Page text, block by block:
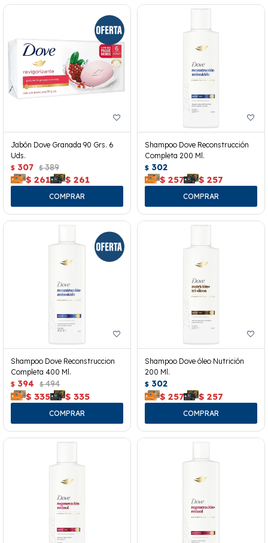
Jabón Dove Granada 90 Grs. 6
Uds.
$ 307 $ 389
$ 261 $ 261
Shampoo Dove Reconstrucción
Completa 200 Ml.
$ 302
$ 257 $ 257
Shampoo Dove Reconstruccion
Completa 400 Ml.
$ 394 $ 494
$ 335 $ 335
Shampoo Dove óleo Nutrición
200 Ml.
$ 302
$ 257 $ 257